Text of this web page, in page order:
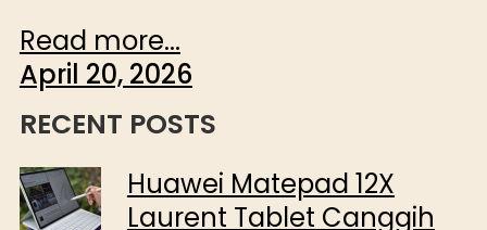
Read more...
April 20, 2026
RECENT POSTS
Huawei Matepad 12X
Laurent Tablet Canggih